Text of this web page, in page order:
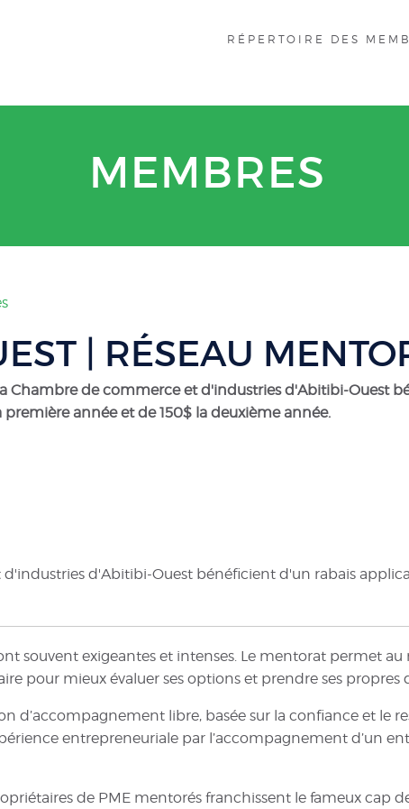
RÉPERTOIRE DES
MEMBRES
| RÉSEAU
Chambre de commerce et d'industries d'Abitibi-Ouest
année et de 150$ la deuxième année.
d'Abitibi-Ouest bénéficient d'un rabais
souvent exigeantes et intenses. Le mentorat permet
pour mieux évaluer ses options et prendre ses propres
d’accompagnement libre, basée sur la confiance et le
entrepreneuriale par l’accompagnement d’un
de PME mentorés franchissent le fameux cap